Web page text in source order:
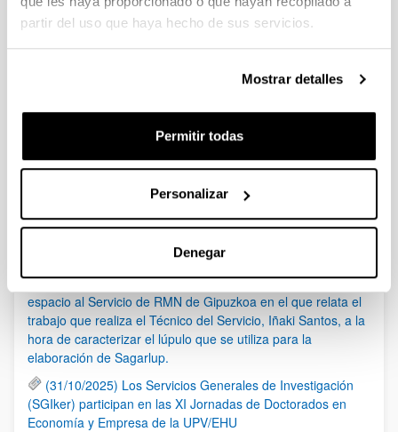
partir del uso que haya hecho de sus servicios.
Mostrar detalles
Permitir todas
Personalizar
Denegar
Incorporación
Plazo de presentación cerrado: 17/12/2019 - 21/01/2020 14:00
Páginas intermedias Use TAB para
PáginaPágina
RSS
(21/05/2026) Los Servicios Generales de Investigación
la IA en investigación, con la colaboración de Elsevier
(17/03/2026) El programa de ETB Tecnólopis dedica un
espacio al Servicio de RMN de Gipuzkoa en el que relata el
trabajo que realiza el Técnico del Servicio, Iñaki Santos, a la
hora de caracterizar el lúpulo que se utiliza para la
elaboración de Sagarlup.
(31/10/2025) Los Servicios Generales de Investigación
(SGIker) participan en las XI Jornadas de Doctorados en
Economía y Empresa de la UPV/EHU